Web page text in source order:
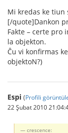
Mi kredas ke tiun
[/quote]Dankon
Fakte – certe pro
la objekton.
Ĉu vi konfirmas
objektoN?)
Espi (Profili
22 Şubat 2010
crescence: